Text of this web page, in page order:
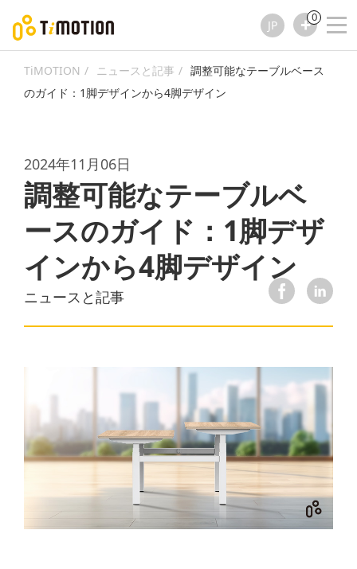
JP
0
TiMOTION ニュースと記事
調整可能なテーブルベース
のガイド：1脚デザインから4脚デザイン
2024年11月06日
調整可能なテーブルベ
ースのガイド：1脚デザ
インから4脚デザイン
ニュースと記事